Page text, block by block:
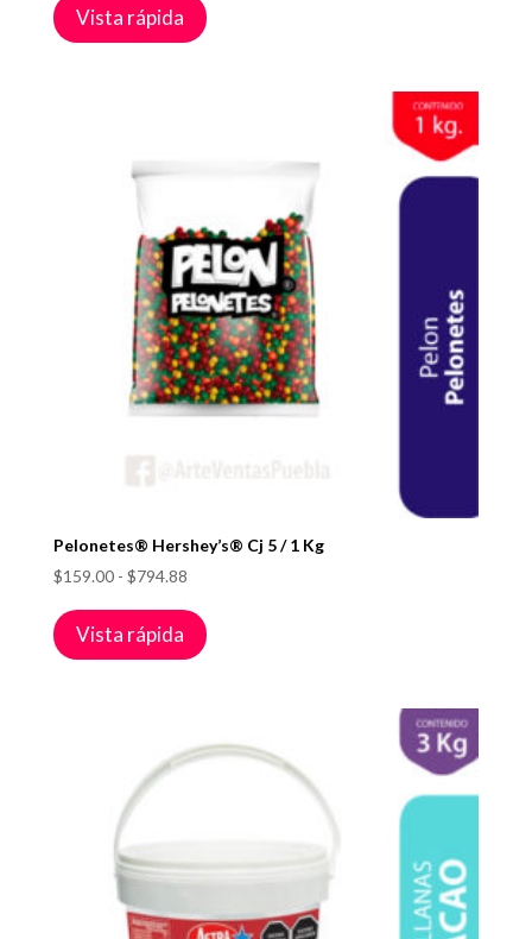
precios:
desde
Vista rápida
Pelonetes® Hershey’s® Cj 5 / 1 Kg
$159.00 - $794.88Rango
precios:
desde
Vista rápida